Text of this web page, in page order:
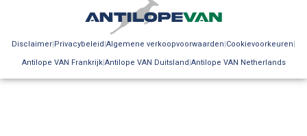
Disclaimer Privacybeleid Algemene verkoopvoorwaarden Cookievoorkeuren
Antilope VAN Frankrijk Antilope VAN Duitsland Antilope VAN Netherlands